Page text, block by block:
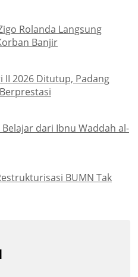
Rolanda Langsung
Banjir
II 2026 Ditutup, Padang
dari Ibnu Waddah al-
BUMN Tak